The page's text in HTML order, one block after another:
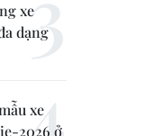
xe
dạng
xe
2026 ở